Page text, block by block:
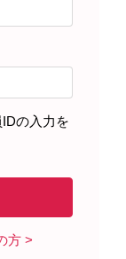
さま プロ
の入力を
方